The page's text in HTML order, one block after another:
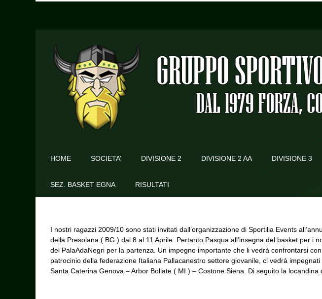
HOME SOCIETA’ DIVISIONE 2 DIVISIONE 2 AA DIVISIONE 3
SEZ. BASKET EGNA RISULTATI
I nostri ragazzi 2009/10 sono stati invitati dall’organizzazione di Sportilia Events
della Presolana ( BG ) dal 8 al 11 Aprile. Pertanto Pasqua all’insegna del basket per
del PalaAdaNegri per la partenza. Un impegno importante che li vedrà confrontarsi
patrocinio della federazione Italiana Pallacanestro settore giovanile, ci vedrà
Santa Caterina Genova – Arbor Bollate ( MI ) – Costone Siena. Di seguito la